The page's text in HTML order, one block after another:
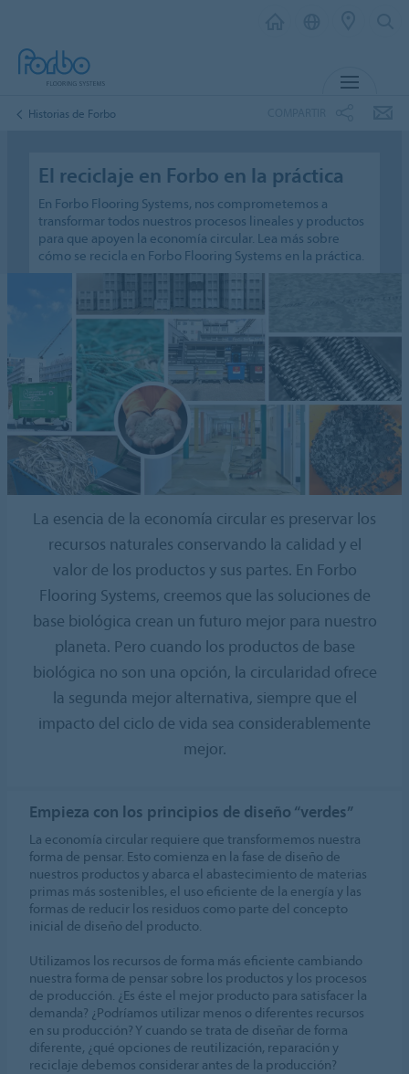
Historias de Forbo
El reciclaje en Forbo en la práctica
En Forbo Flooring Systems, nos comprometemos a
transformar todos nuestros procesos lineales y productos
para que apoyen la economía circular. Lea más sobre
cómo se recicla en Forbo Flooring Systems en la práctica.
La esencia de la economía circular es preservar los
recursos naturales conservando la calidad y el
valor de los productos y sus partes. En Forbo
Flooring Systems, creemos que las soluciones de
base biológica crean un futuro mejor para nuestro
planeta. Pero cuando los productos de base
biológica no son una opción, la circularidad ofrece
la segunda mejor alternativa, siempre que el
impacto del ciclo de vida sea considerablemente
mejor.
Empieza con los principios de diseño “verdes”
La economía circular requiere que transformemos nuestra
forma de pensar. Esto comienza en la fase de diseño de
nuestros productos y abarca el abastecimiento de materias
primas más sostenibles, el uso eficiente de la energía y las
formas de reducir los residuos como parte del concepto
inicial de diseño del producto.
Utilizamos los recursos de forma más eficiente cambiando
nuestra forma de pensar sobre los productos y los procesos
de producción. ¿Es éste el mejor producto para satisfacer la
demanda? ¿Podríamos utilizar menos o diferentes recursos
en su producción? Y cuando se trata de diseñar de forma
diferente, ¿qué opciones de reutilización, reparación y
reciclaje debemos considerar antes de la producción?